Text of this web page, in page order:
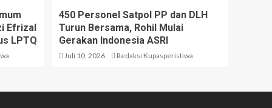
Efrizal
LPTQ
450 Personel Satpol PP dan DLH
Turun Bersama, Rohil Mulai
Gerakan Indonesia ASRI
Juli 10, 2026 Redaksi Kupasperistiwa